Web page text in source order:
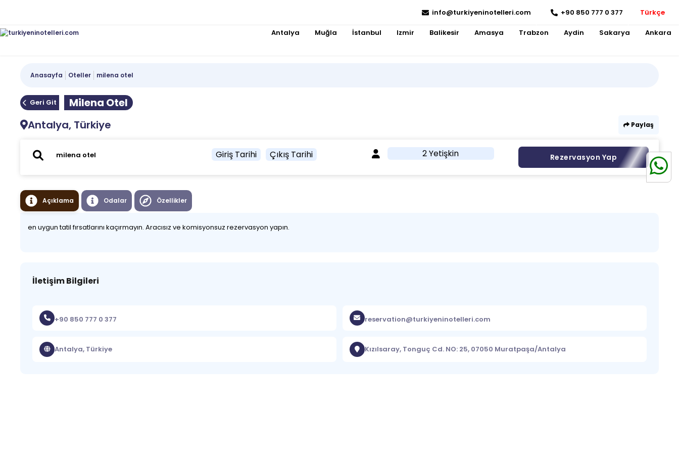
info@turkiyeninotelleri.com +90 850 777 0 377 Türkçe
Antalya Muğla İstanbul Izmir Balikesir Amasya Trabzon Aydin Sakarya Ankara
Anasayfa Oteller milena otel
Geri Git
Milena Otel
Antalya, Türkiye
Paylaş
Giriş Tarihi Çıkış Tarihi 2 Yetişkin Rezervasyon Yap
Açıklama Odalar Özellikler
en uygun tatil fırsatlarını kaçırmayın. Aracısız ve komisyonsuz rezervasyon yapın.
İletişim Bilgileri
+90 850 777 0 377 reservation@turkiyeninotelleri.com
Antalya, Türkiye Kızılsaray, Tonguç Cd. NO: 25, 07050 Muratpaşa/Antalya